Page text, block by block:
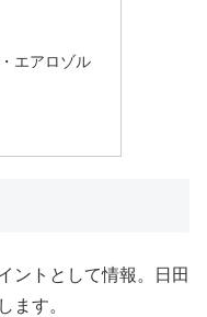
エアロゾル
ントとして情報。日田
ます。